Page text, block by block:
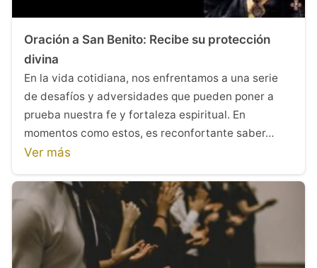
Oración a San Benito: Recibe su protección
divina
En la vida cotidiana, nos enfrentamos a una serie
de desafíos y adversidades que pueden poner a
prueba nuestra fe y fortaleza espiritual. En
momentos como estos, es reconfortante saber…
Ver más